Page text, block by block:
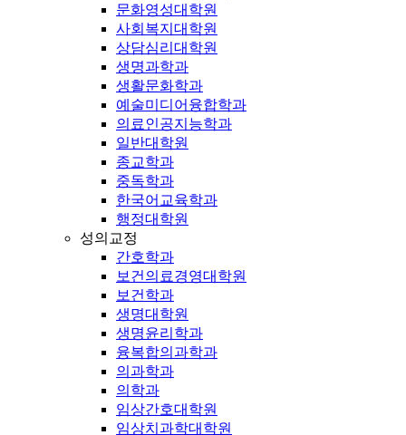
문화영성대학원
사회복지대학원
상담심리대학원
생명과학과
생활문화학과
예술미디어융합학과
의료인공지능학과
일반대학원
종교학과
중독학과
한국어교육학과
행정대학원
성의교정
간호학과
보건의료경영대학원
보건학과
생명대학원
생명윤리학과
융복합의과학과
의과학과
의학과
임상간호대학원
임상치과학대학원